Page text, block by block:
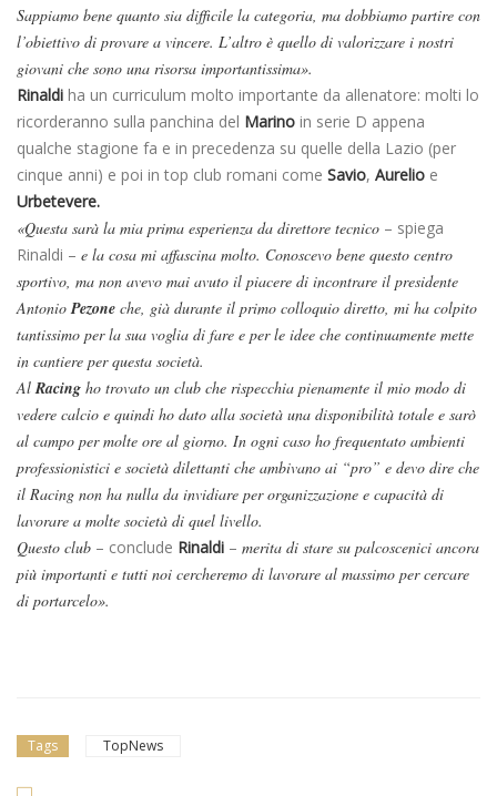
Sappiamo bene quanto sia difficile la categoria, ma dobbiamo partire con
l’obiettivo di provare a vincere. L’altro è quello di valorizzare i nostri
giovani che sono una risorsa importantissima».
Rinaldi ha un curriculum molto importante da allenatore: molti lo
ricorderanno sulla panchina del Marino in serie D appena
qualche stagione fa e in precedenza su quelle della Lazio (per
cinque anni) e poi in top club romani come Savio, Aurelio e
Urbetevere.
«Questa sarà la mia prima esperienza da direttore tecnico – spiega
Rinaldi – e la cosa mi affascina molto. Conoscevo bene questo centro
sportivo, ma non avevo mai avuto il piacere di incontrare il presidente
Antonio Pezone che, già durante il primo colloquio diretto, mi ha colpito
tantissimo per la sua voglia di fare e per le idee che continuamente mette
in cantiere per questa società.
Al Racing ho trovato un club che rispecchia pienamente il mio modo di
vedere calcio e quindi ho dato alla società una disponibilità totale e sarò
al campo per molte ore al giorno. In ogni caso ho frequentato ambienti
professionistici e società dilettanti che ambivano ai “pro” e devo dire che
il Racing non ha nulla da invidiare per organizzazione e capacità di
lavorare a molte società di quel livello.
Questo club – conclude Rinaldi – merita di stare su palcoscenici ancora
più importanti e tutti noi cercheremo di lavorare al massimo per cercare
di portarcelo».
Tags TopNews